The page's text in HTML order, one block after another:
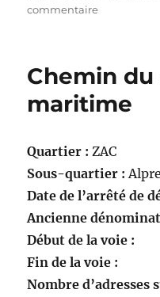
le
commentairesur
Chemin
maritime
Quartier :ZAC
Sous-quartier :
Date de l’arrêté de
Ancienne
Début de la voie :
Fin de la voie :
Nombre d’adresses